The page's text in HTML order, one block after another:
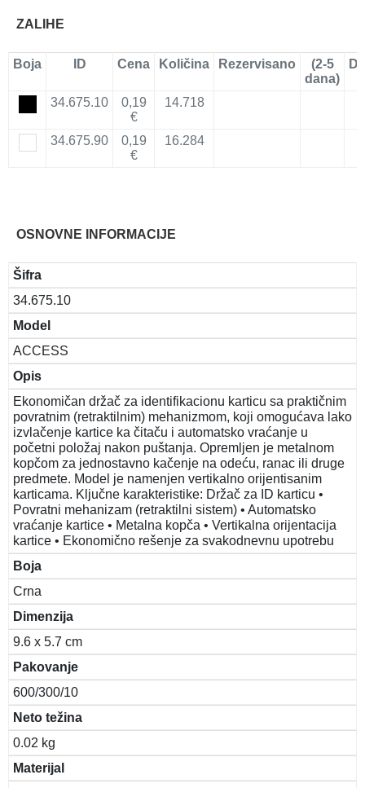
ZALIHE
Boja ID Cena Količina Rezervisano
(2-5
dana)
34.675.10
0,19
€
14.718
34.675.90
0,19
€
16.284
OSNOVNE INFORMACIJE
Šifra
34.675.10
Model
ACCESS
Opis
Ekonomičan držač za identifikacionu karticu sa praktičnim
povratnim (retraktilnim) mehanizmom, koji omogućava lako
izvlačenje kartice ka čitaču i automatsko vraćanje u
početni položaj nakon puštanja. Opremljen je metalnom
kopčom za jednostavno kačenje na odeću, ranac ili druge
predmete. Model je namenjen vertikalno orijentisanim
karticama. Ključne karakteristike: Držač za ID karticu •
Povratni mehanizam (retraktilni sistem) • Automatsko
vraćanje kartice • Metalna kopča • Vertikalna orijentacija
kartice • Ekonomično rešenje za svakodnevnu upotrebu
Boja
Crna
Dimenzija
9.6 x 5.7 cm
Pakovanje
600/300/10
Neto težina
0.02 kg
Materijal